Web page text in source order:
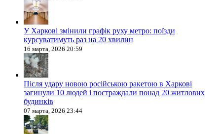
У Харкові змінили графік руху метро: поїзди
курсуватимуть раз на 20 хвилин
16 марта, 2026 20:59
Після удару новою російською ракетою в Харкові
загинули 10 людей і постраждали понад 20 житлових
будинків
07 марта, 2026 23:44